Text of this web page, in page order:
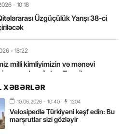
- 10:18
Üzgüçülük Yarışı 38-ci
- 18:22
milli kimliyimizin və mənəvi
əsas dayağıdır – Tənzilə
- 16:58
yalnız böyük liderlər dəyişir
XƏBƏRLƏR
10.06.2026 - 10:40 1204
Velosipedlə Türkiyəni kəşf edin: Bu
marşrutlar sizi gözləyir